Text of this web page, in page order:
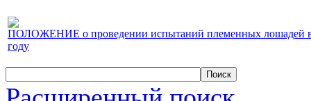
ПОЛОЖЕНИЕ о проведении испытаний племенных лошадей
году